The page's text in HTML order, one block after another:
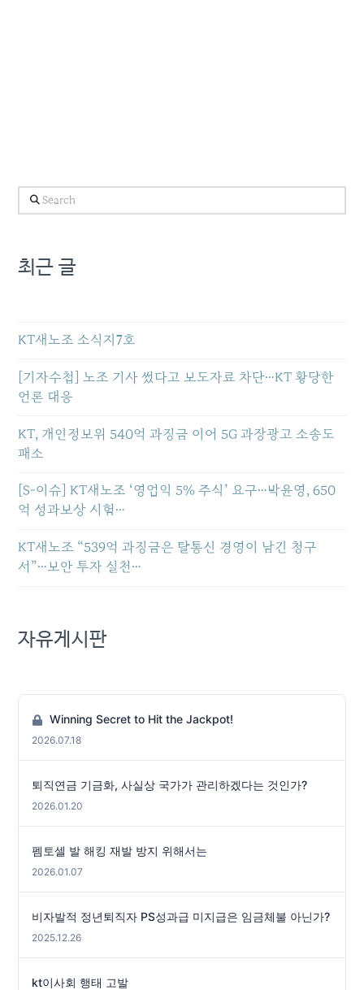
Search
최근 글
KT새노조 소식지7호
[기자수첩] 노조 기사 썼다고 보도자료 차단…KT 황당한
언론 대응
KT, 개인정보위 540억 과징금 이어 5G 과장광고 소송도
패소
[S-이슈] KT새노조 ‘영업익 5% 주식’ 요구…박윤영, 650
억 성과보상 시험…
KT새노조 “539억 과징금은 탈통신 경영이 남긴 청구
서”…보안 투자 실천…
자유게시판
Winning Secret to Hit the Jackpot!
2026.07.18
퇴직연금 기금화, 사실상 국가가 관리하겠다는 것인가?
2026.01.20
펨토셀 발 해킹 재발 방지 위해서는
2026.01.07
비자발적 정년퇴직자 PS성과급 미지급은 임금체불 아닌가?
2025.12.26
kt이사회 행태 고발